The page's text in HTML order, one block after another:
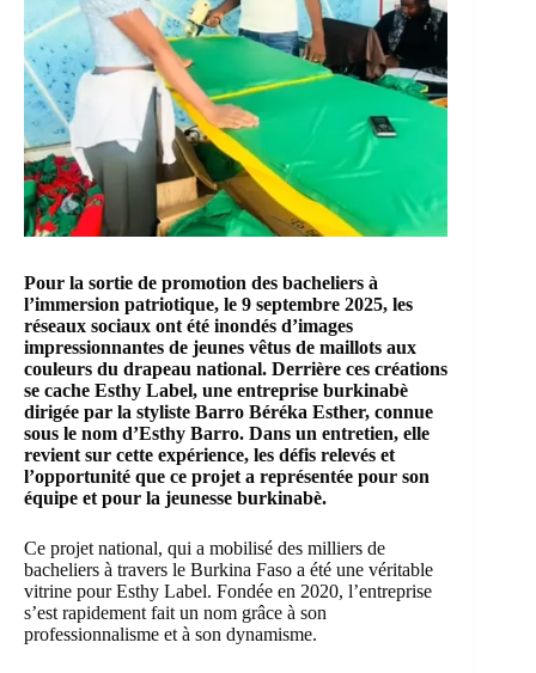
Pour la sortie de promotion des bacheliers à
l’immersion patriotique, le 9 septembre 2025, les
réseaux sociaux ont été inondés d’images
impressionnantes de jeunes vêtus de maillots aux
couleurs du drapeau national. Derrière ces créations
se cache Esthy Label, une entreprise burkinabè
dirigée par la styliste Barro Béréka Esther, connue
sous le nom d’Esthy Barro. Dans un entretien, elle
revient sur cette expérience, les défis relevés et
l’opportunité que ce projet a représentée pour son
équipe et pour la jeunesse burkinabè.
Ce projet national, qui a mobilisé des milliers de
bacheliers à travers le Burkina Faso a été une véritable
vitrine pour Esthy Label. Fondée en 2020, l’entreprise
s’est rapidement fait un nom grâce à son
professionnalisme et à son dynamisme.